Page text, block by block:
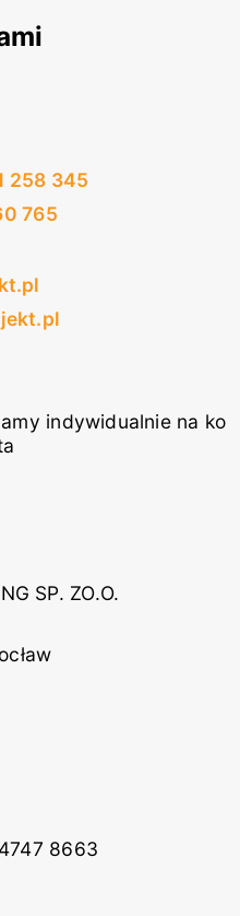
258 345
765
indywidualnie na ko
SP. ZO.O.
8663